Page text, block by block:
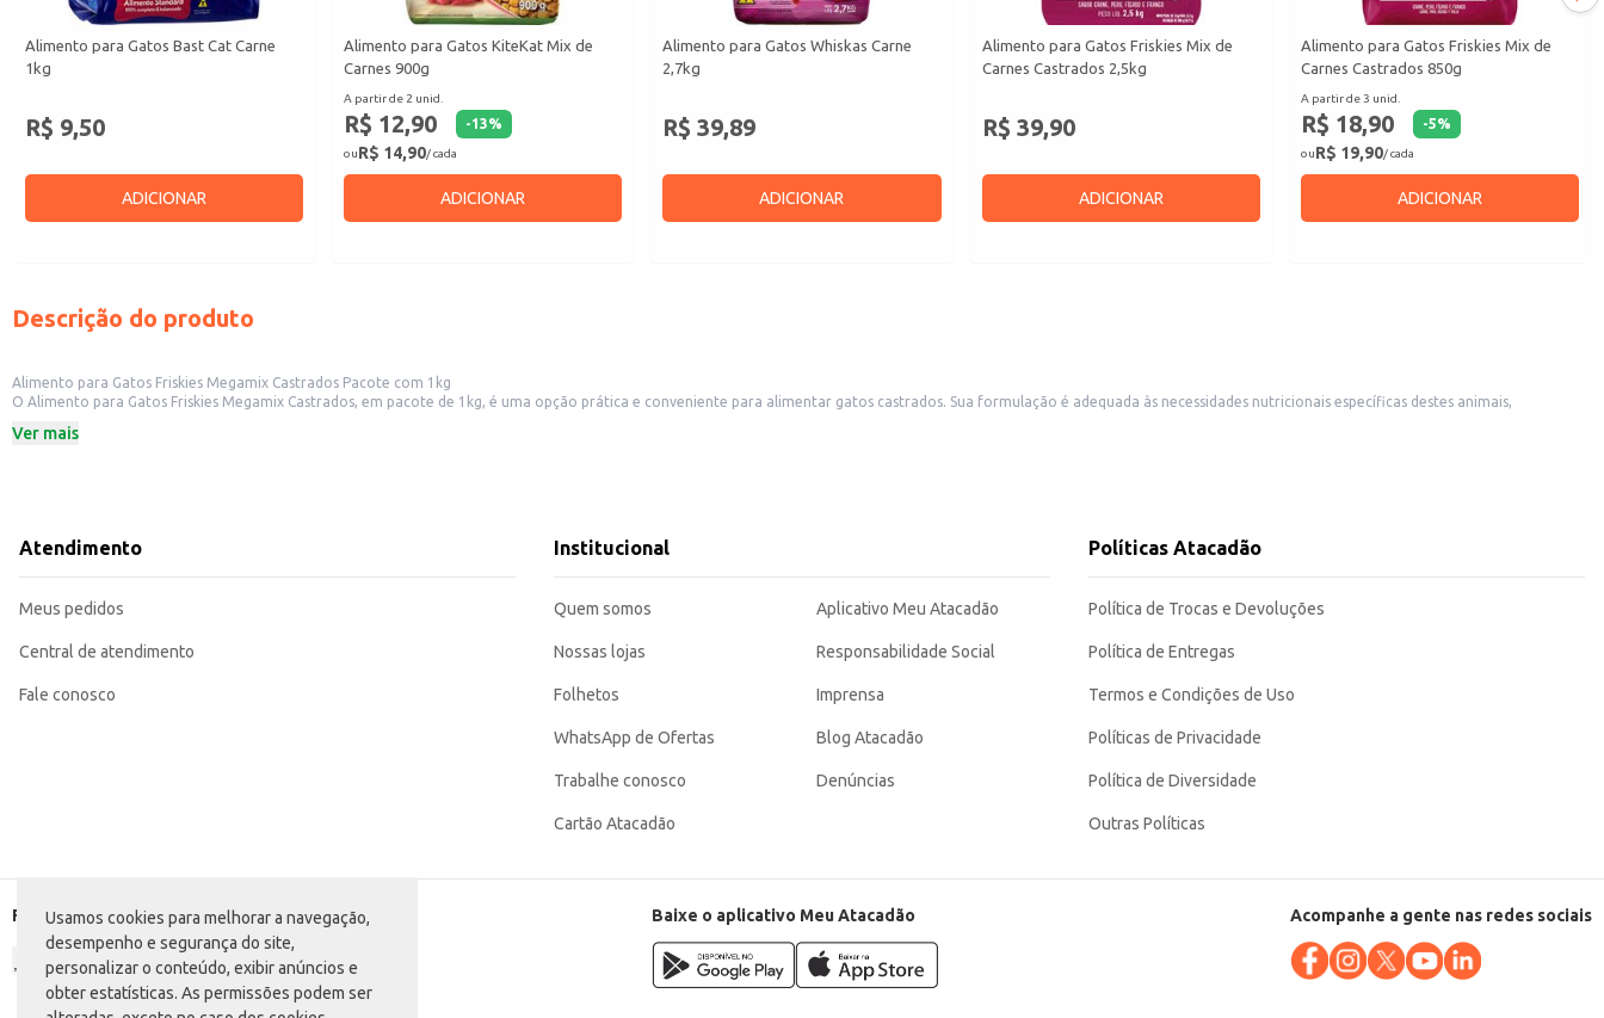
Usamos cookies para melhorar a navegação,
desempenho e segurança do site,
personalizar o conteúdo, exibir anúncios e
obter estatísticas. As permissões podem ser
Alimento para Gatos Bast Cat Carne
1kg
R$ 9,50
ADICIONAR
Alimento para Gatos KiteKat Mix de
Carnes 900g
A partir de 2 unid.
R$ 12,90 -13%
ouR$ 14,90/ cada
ADICIONAR
Alimento para Gatos Whiskas Carne
2,7kg
R$ 39,89
ADICIONAR
Alimento para Gatos Friskies Mix de
Carnes Castrados 2,5kg
R$ 39,90
ADICIONAR
Alimento para Gatos Friskies Mix de
Carnes Castrados 850g
A partir de 3 unid.
R$ 18,90 -5%
ouR$ 19,90/ cada
ADICIONAR
Descrição do produto
Alimento para Gatos Friskies Megamix Castrados Pacote com 1kg
O Alimento para Gatos Friskies Megamix Castrados, em pacote de 1kg, é uma opção prática e conveniente para alimentar gatos castrados. Sua formulação é adequada às necessidades nutricionais específicas destes animais,
Dicas de uso:
O Alimento para Gatos Friskies Megamix Castrados oferece uma opção de alimentação completa e balanceada para gatos castrados, contribuindo para sua saúde e bem-estar. Sua praticidade e tamanho de embalagem o tornam uma
escolha eficiente para diversos contextos.
Marca: Friskies
Categoria: Ração seca para gatos
EAN: 7891000257944
Ver mais
Atendimento
Meus pedidos
Central de atendimento
Fale conosco
Institucional
Quem somos
Nossas lojas
Folhetos
WhatsApp de Ofertas
Trabalhe conosco
Cartão Atacadão
Aplicativo Meu Atacadão
Responsabilidade Social
Imprensa
Blog Atacadão
Denúncias
Políticas Atacadão
Política de Trocas e Devoluções
Política de Entregas
Termos e Condições de Uso
Políticas de Privacidade
Política de Diversidade
Outras Políticas
Formas de pagamento Baixe o aplicativo Meu Atacadão Acompanhe a gente nas redes sociais